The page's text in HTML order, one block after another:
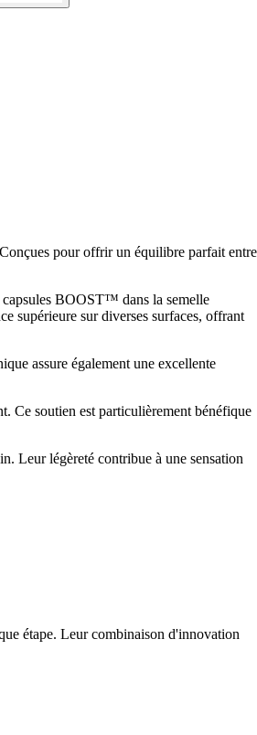
pour offrir un équilibre parfait entre
capsules BOOST™ dans la semelle
supérieure sur diverses surfaces, offrant
assure également une excellente
Ce soutien est particulièrement bénéfique
Leur légèreté contribue à une sensation
étape. Leur combinaison d'innovation